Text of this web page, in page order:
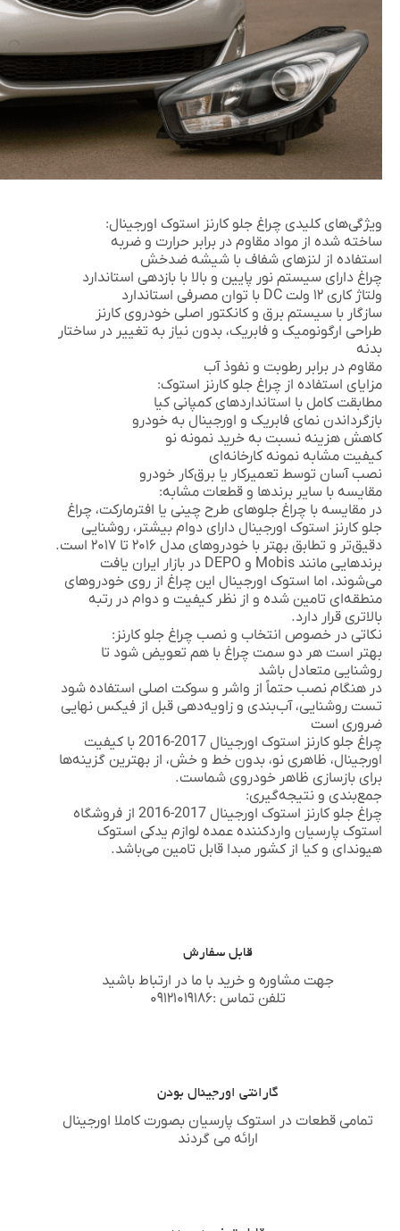
ویژگی‌های کلیدی چراغ جلو کارنز استوک اورجینال:
ساخته شده از مواد مقاوم در برابر حرارت و ضربه
استفاده از لنزهای شفاف با شیشه ضدخش
چراغ دارای سیستم نور پایین و بالا با بازدهی استاندارد
ولتاژ کاری ۱۲ ولت DC با توان مصرفی استاندارد
سازگار با سیستم برق و کانکتور اصلی خودروی کارنز
طراحی ارگونومیک و فابریک، بدون نیاز به تغییر در ساختار
بدنه
مقاوم در برابر رطوبت و نفوذ آب
مزایای استفاده از چراغ جلو کارنز استوک:
مطابقت کامل با استانداردهای کمپانی کیا
بازگرداندن نمای فابریک و اورجینال به خودرو
کاهش هزینه نسبت به خرید نمونه نو
کیفیت مشابه نمونه کارخانه‌ای
نصب آسان توسط تعمیرکار یا برق‌کار خودرو
مقایسه با سایر برندها و قطعات مشابه:
در مقایسه با چراغ جلوهای طرح چینی یا افترمارکت، چراغ
جلو کارنز استوک اورجینال دارای دوام بیشتر، روشنایی
دقیق‌تر و تطابق بهتر با خودروهای مدل ۲۰۱۶ تا ۲۰۱۷ است.
برندهایی مانند Mobis و DEPO در بازار ایران یافت
می‌شوند، اما استوک اورجینال این چراغ از روی خودروهای
منطقه‌ای تامین شده و از نظر کیفیت و دوام در رتبه
بالاتری قرار دارد.
نکاتی در خصوص انتخاب و نصب چراغ جلو کارنز:
بهتر است هر دو سمت چراغ با هم تعویض شود تا
روشنایی متعادل باشد
در هنگام نصب حتماً از واشر و سوکت اصلی استفاده شود
تست روشنایی، آب‌بندی و زاویه‌دهی قبل از فیکس نهایی
ضروری است
چراغ جلو کارنز استوک اورجینال 2017-2016
با کیفیت
اورجینال، ظاهری نو، بدون خط و خش، از بهترین گزینه‌ها
برای بازسازی ظاهر خودروی شماست.
جمع‌بندی و نتیجه‌گیری:
چراغ جلو کارنز استوک اورجینال 2017-2016
از فروشگاه
استوک پارسیان واردکننده عمده لوازم یدکی استوک
هیوندای وکیا از کشور مبدا قابل تامین می‌باشد.
قابل سفارش
جهت مشاوره و خرید با ما در ارتباط باشید
تلفن تماس :۰۹۱۲۱۰۱۹۱۸۶
گارانتی اورجینال بودن
تمامی قطعات در استوک پارسیان بصورت کاملا اورجینال
ارائه می گردند